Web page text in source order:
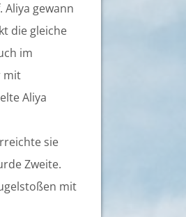
gewann
die gleiche
im
mit
Aliya
sie
Zweite.
mit